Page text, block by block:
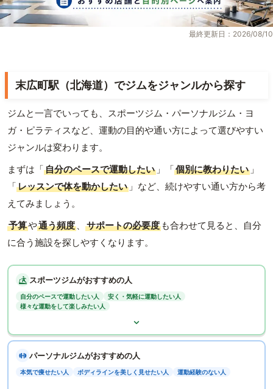
最終更新日：2026/08/10
末広町駅（北海道）でジムをジャンルから探す
ジムと一言でいっても、スポーツジム・パーソナルジム・ヨ
ガ・ピラティスなど、運動の目的や通い方によって選びやすい
ジャンルは変わります。
まずは「自分のペースで運動したい 」「個別に教わりたい 」
「レッスンで体を動かしたい 」など、続けやすい通い方から考
えてみましょう。
予算や通う頻度 、 サポートの必要度 も合わせて見ると、自分
に合う施設を探しやすくなります。
スポーツジムがおすすめの人
自分のペースで運動したい人
安く・気軽に運動したい人
様々な運動をして楽しみたい人
パーソナルジムがおすすめの人
本気で痩せたい人 ボディラインを美しく見せたい人 運動経験のない人